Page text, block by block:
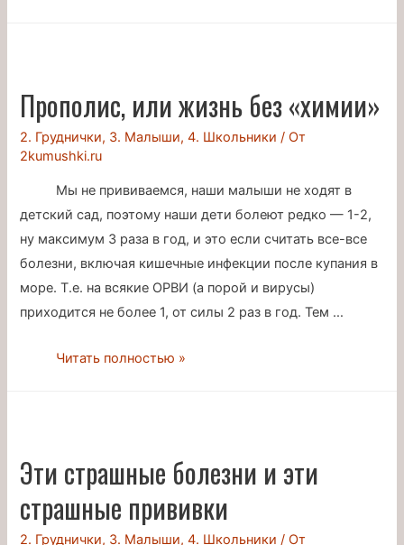
Прополис, или жизнь без «химии»
2. Груднички, 3. Малыши,4. Школьники / От
2kumushki.ru
Мы не прививаемся, наши малыши не ходят в
детский сад, поэтому наши дети болеют редко — 1-2,
ну максимум 3 раза в год, и это если считать все-все
болезни, включая кишечные инфекции после купания в
море. Т.е. на всякие ОРВИ (а порой и вирусы)
приходится не более 1, от силы 2 раз в год. Тем …
Прополис,
Читать полностью »
Эти страшные болезни и эти
страшные прививки
2. Груднички, 3. Малыши,4. Школьники / От